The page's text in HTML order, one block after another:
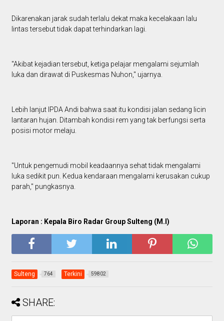
Dikarenakan jarak sudah terlalu dekat maka kecelakaan lalu
lintas tersebut tidak dapat terhindarkan lagi.
"Akibat kejadian tersebut, ketiga pelajar mengalami sejumlah
luka dan dirawat di Puskesmas Nuhon," ujarnya.
Lebih lanjut IPDA Andi bahwa saat itu kondisi jalan sedang licin
lantaran hujan. Ditambah kondisi rem yang tak berfungsi serta
posisi motor melaju.
"Untuk pengemudi mobil keadaannya sehat tidak mengalami
luka sedikit pun. Kedua kendaraan mengalami kerusakan cukup
parah," pungkasnya.
Laporan : Kepala Biro Radar Group Sulteng (M.I)
Sulteng 764 Terkini 59802
SHARE: